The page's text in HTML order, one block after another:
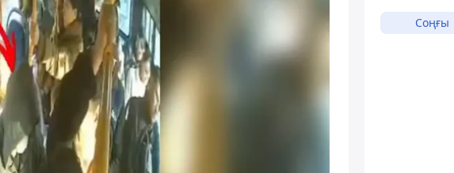
Соңғы